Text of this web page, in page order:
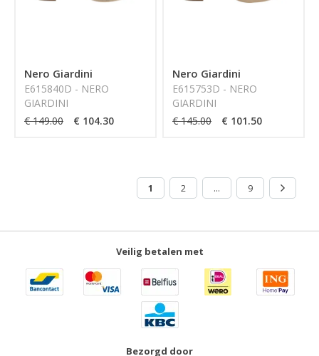
Nero Giardini
E615840D - NERO
GIARDINI
€ 149.00
€ 104.30
Nero Giardini
E615753D - NERO
GIARDINI
€ 145.00
€ 101.50
1 2 ... 9
Veilig betalen met
Bezorgd door